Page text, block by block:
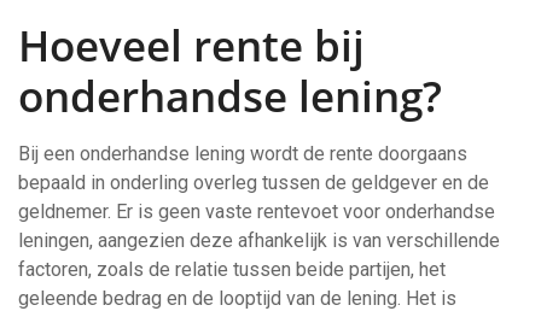
Hoeveel rente bij
onderhandse lening?
Bij een onderhandse lening wordt de rente doorgaans
bepaald in onderling overleg tussen de geldgever en de
geldnemer. Er is geen vaste rentevoet voor onderhandse
leningen, aangezien deze afhankelijk is van verschillende
factoren, zoals de relatie tussen beide partijen, het
geleende bedrag en de looptijd van de lening. Het is